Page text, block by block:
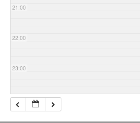
21:00
22:00
23:00